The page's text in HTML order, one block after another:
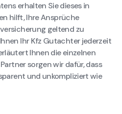
erhalten Sie dieses in
hilft, Ihre Ansprüche
geltend zu
Ihr Kfz Gutachter jederzeit
Ihnen die einzelnen
sorgen wir dafür, dass
und unkompliziert wie